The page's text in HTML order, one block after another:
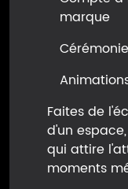
marque
Faites de
d'un
qui attire
moments